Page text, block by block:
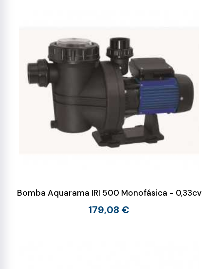
Bomba Aquarama IRI 500 Monofásica - 0,33cv
179,08 €